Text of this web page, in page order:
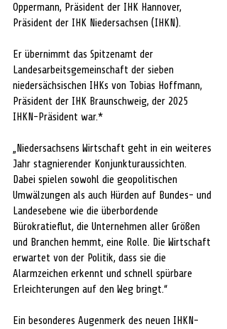
Oppermann, Präsident der IHK Hannover,
Präsident der IHK Niedersachsen (IHKN).
Er übernimmt das Spitzenamt der
Landesarbeitsgemeinschaft der sieben
niedersächsischen IHKs von Tobias Hoffmann,
Präsident der IHK Braunschweig, der 2025
IHKN-Präsident war.*
„Niedersachsens Wirtschaft geht in ein weiteres
Jahr stagnierender Konjunkturaussichten.
Dabei spielen sowohl die geopolitischen
Umwälzungen als auch Hürden auf Bundes- und
Landesebene wie die überbordende
Bürokratieflut, die Unternehmen aller Größen
und Branchen hemmt, eine Rolle. Die Wirtschaft
erwartet von der Politik, dass sie die
Alarmzeichen erkennt und schnell spürbare
Erleichterungen auf den Weg bringt.“
Ein besonderes Augenmerk des neuen IHKN-